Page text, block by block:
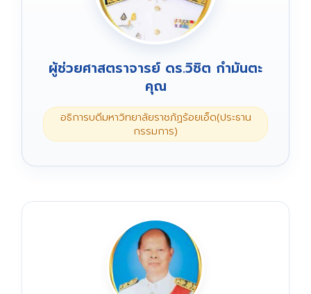
ผู้ช่วยศาสตราจารย์ ดร.วิชิต กำมันตะ
คุณ
อธิการบดีมหาวิทยาลัยราชภัฏร้อยเอ็ด(ประธาน
กรรมการ)